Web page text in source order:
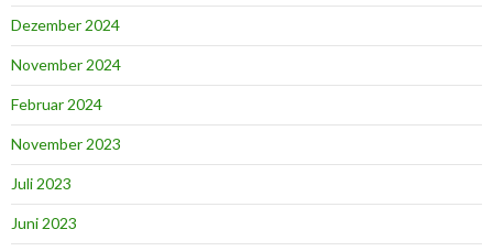
Dezember 2024
November 2024
Februar 2024
November 2023
Juli 2023
Juni 2023